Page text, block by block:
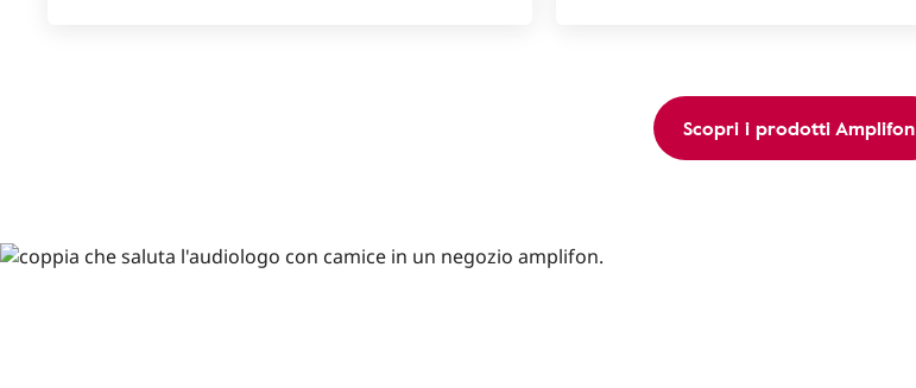
Scopri i prodotti Amplifon